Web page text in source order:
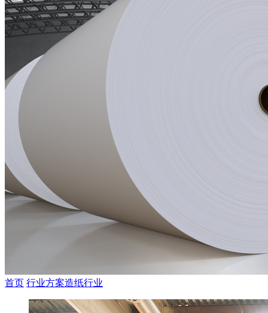
首页 行业方案造纸行业